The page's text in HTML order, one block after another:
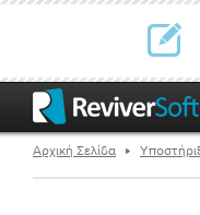
Αρχική Σελίδα